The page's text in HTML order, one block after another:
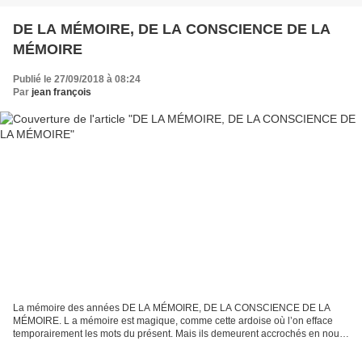
DE LA MÉMOIRE, DE LA CONSCIENCE DE LA
MÉMOIRE
Publié le 27/09/2018 à 08:24
Par jean françois
La mémoire des années DE LA MÉMOIRE, DE LA CONSCIENCE DE LA
MÉMOIRE. L a mémoire est magique, comme cette ardoise où l’on efface
temporairement les mots du présent. Mais ils demeurent accrochés en nous